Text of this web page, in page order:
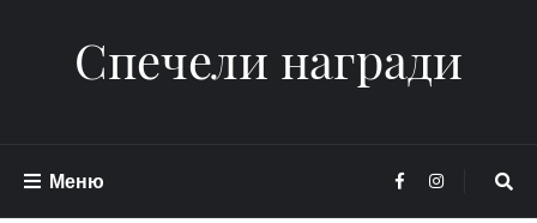
Спечели награди
Меню